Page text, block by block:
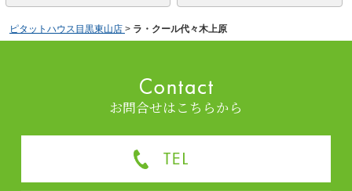
ピタットハウス目黒東山店 > ラ・クール代々木上原
お問合せはこちらから